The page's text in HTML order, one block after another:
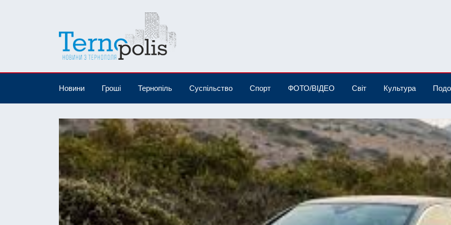
Новини Гроші Тернопіль Суспільство Спорт ФОТО/ВІДЕО Світ Культура